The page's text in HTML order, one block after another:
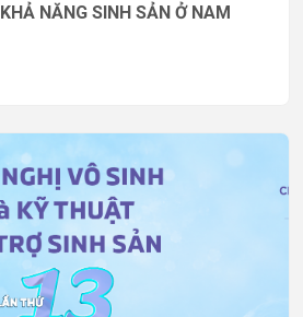
NĂNG SINH SẢN Ở NAM